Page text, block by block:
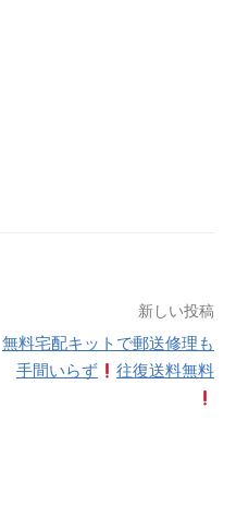
新しい投稿
無料宅配キットで郵送修理も
手間いらず
往復送料無料